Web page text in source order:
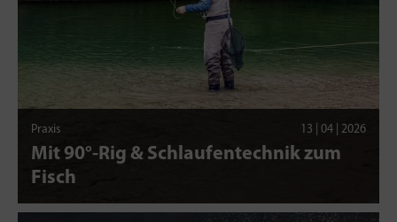
Praxis 13 | 04 | 2026
Mit 90°-Rig & Schlaufentechnik zum
Fisch